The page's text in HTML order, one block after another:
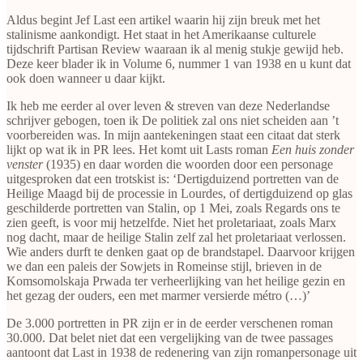
Aldus begint Jef Last een artikel waarin hij zijn breuk met het
stalinisme aankondigt. Het staat in het Amerikaanse culturele
tijdschrift Partisan Review waaraan ik al menig stukje gewijd heb.
Deze keer blader ik in Volume 6, nummer 1 van 1938 en u kunt dat
ook doen wanneer u daar kijkt.
Ik heb me eerder al over leven & streven van deze Nederlandse
schrijver gebogen, toen ik De politiek zal ons niet scheiden aan ’t
voorbereiden was. In mijn aantekeningen staat een citaat dat sterk
lijkt op wat ik in PR lees. Het komt uit Lasts roman Een huis zonder
venster(1935) en daar worden die woorden door een personage
uitgesproken dat een trotskist is: ‘Dertigduizend portretten van de
Heilige Maagd bij de processie in Lourdes, of dertigduizend op glas
geschilderde portretten van Stalin, op 1 Mei, zoals Regards ons te
zien geeft, is voor mij hetzelfde. Niet het proletariaat, zoals Marx
nog dacht, maar de heilige Stalin zelf zal het proletariaat verlossen.
Wie anders durft te denken gaat op de brandstapel. Daarvoor krijgen
we dan een paleis der Sowjets in Romeinse stijl, brieven in de
Komsomolskaja Prwada ter verheerlijking van het heilige gezin en
het gezag der ouders, een met marmer versierde métro (…)’
De 3.000 portretten in PR zijn er in de eerder verschenen roman
30.000. Dat belet niet dat een vergelijking van de twee passages
aantoont dat Last in 1938 de redenering van zijn romanpersonage uit